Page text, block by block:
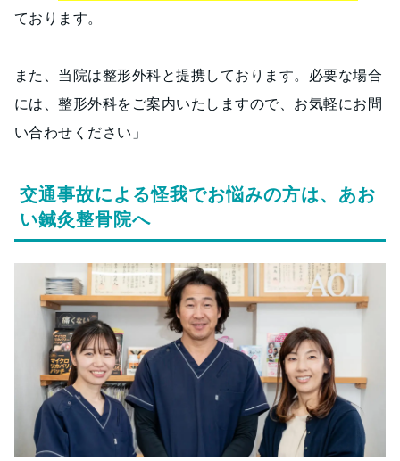
ております。
また、当院は整形外科と提携しております。必要な場合
には、整形外科をご案内いたしますので、お気軽にお問
い合わせください」
交通事故による怪我でお悩みの方は、あお
い鍼灸整骨院へ